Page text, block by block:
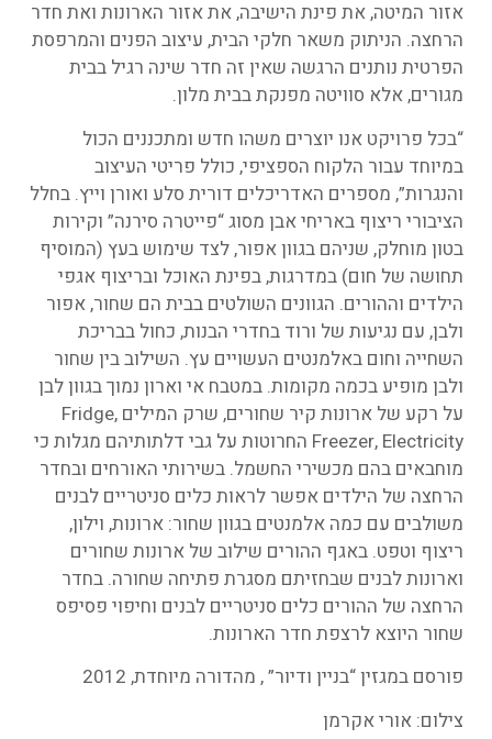
אזור המיטה, את פינת הישיבה, את אזור הארונות ואת חדר
הרחצה. הניתוק משאר חלקי הבית, עיצוב הפנים והמרפסת
הפרטית נותנים הרגשה שאין זה חדר שינה רגיל בבית
מגורים, אלא סוויטה מפנקת בבית מלון.
“בכל פרויקט אנו יוצרים משהו חדש ומתכננים הכול
במיוחד עבור הלקוח הספציפי, כולל פריטי העיצוב
והנגרות”, מספרים האדריכלים דורית סלע ואורן וייץ. בחלל
הציבורי ריצוף באריחי אבן מסוג “פייטרה סירנה” וקירות
בטון מוחלק, שניהם בגוון אפור, לצד שימוש בעץ (המוסיף
תחושה של חום) במדרגות, בפינת האוכל ובריצוף אגפי
הילדים וההורים. הגוונים השולטים בבית הם שחור, אפור
ולבן, עם נגיעות של ורוד בחדרי הבנות, כחול בבריכת
השחייה וחום באלמנטים העשויים עץ. השילוב בין שחור
ולבן מופיע בכמה מקומות. במטבח אי וארון נמוך בגוון לבן
על רקע של ארונות קיר שחורים, שרק המילים Fridge,
Freezer, Electricity החרוטות על גבי דלתותיהם מגלות כי
מוחבאים בהם מכשירי החשמל. בשירותי האורחים ובחדר
הרחצה של הילדים אפשר לראות כלים סניטריים לבנים
משולבים עם כמה אלמנטים בגוון שחור: ארונות, וילון,
ריצוף וטפט. באגף ההורים שילוב של ארונות שחורים
וארונות לבנים שבחזיתם מסגרת פתיחה שחורה. בחדר
הרחצה של ההורים כלים סניטריים לבנים וחיפוי פסיפס
שחור היוצא לרצפת חדר הארונות.
פורסם במגזין “בניין ודיור” , מהדורה מיוחדת, 2012
צילום: אורי אקרמן